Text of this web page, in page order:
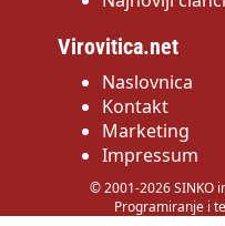
Virovitica.net
Naslovnica
Kontakt
Marketing
Impressum
© 2001-2026 SINKO
Programiranje i